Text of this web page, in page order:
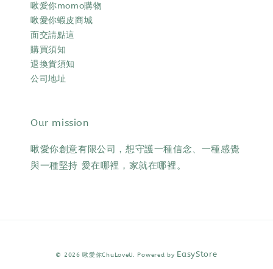
啾愛你momo購物
啾愛你蝦皮商城
面交請點這
購買須知
退換貨須知
公司地址
Our mission
啾愛你創意有限公司，想守護一種信念、一種感覺
與一種堅持 愛在哪裡，家就在哪裡。
© 2026 啾愛你ChuLoveU. Powered by EasyStore